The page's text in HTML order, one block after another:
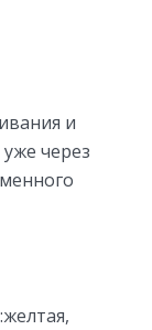
и
через